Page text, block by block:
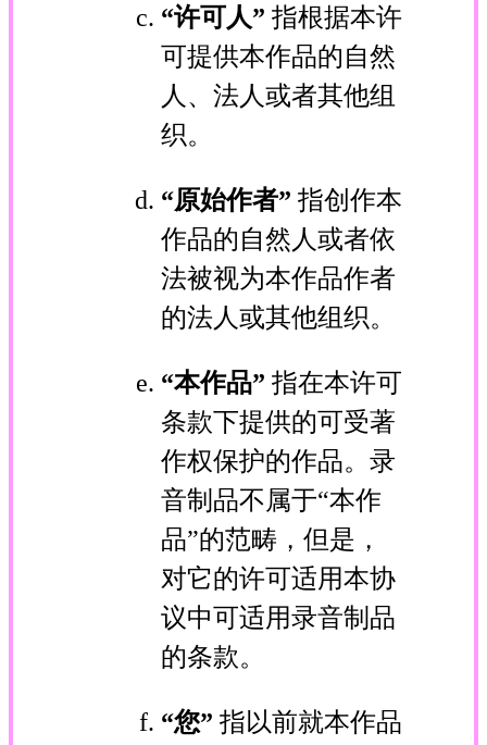
“许可人” 指根据本许
可提供本作品的自然
人、法人或者其他组
织。
“原始作者” 指创作本
作品的自然人或者依
法被视为本作品作者
的法人或其他组织。
“本作品” 指在本许可
条款下提供的可受著
作权保护的作品。录
音制品不属于“本作
品”的范畴，但是，
对它的许可适用本协
议中可适用录音制品
的条款。
“您” 指以前就本作品